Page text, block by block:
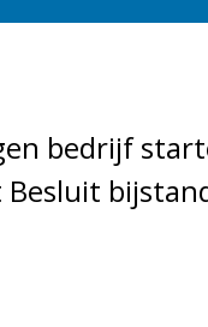
bedrijf